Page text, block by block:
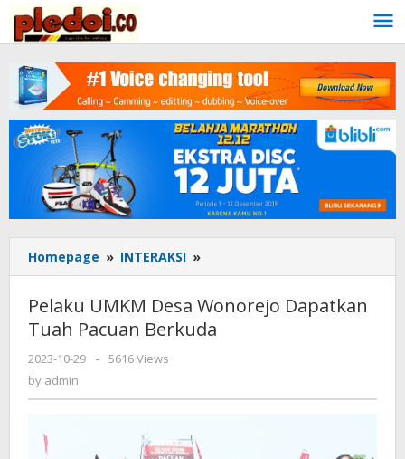
content
Homepage » INTERAKSI »
UMKM
Wonorejo
Dapatkan
Pelaku UMKM Desa Wonorejo Dapatkan
Tuah Pacuan Berkuda
2023-10-29
by
-
5616 Views
by admin